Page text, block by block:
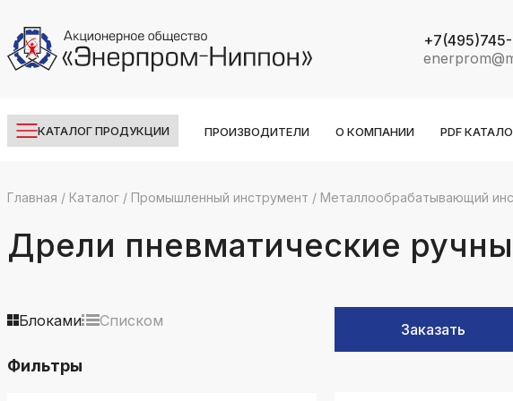
КАТАЛОГ ПРОДУКЦИИ ПРОИЗВОДИТЕЛИ О КОМПАНИИ PDF
k
Главная / Каталог/ Промышленный инструмент / Металлообрабатывающий
Дрели пневматические
Блоками Списком
Фильтры
Заказать